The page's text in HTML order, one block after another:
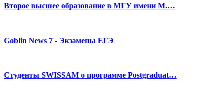
Второе высшее образование в МГУ имени М.…
Goblin News 7 - Экзамены ЕГЭ
Студенты SWISSAM о программе Postgraduat…